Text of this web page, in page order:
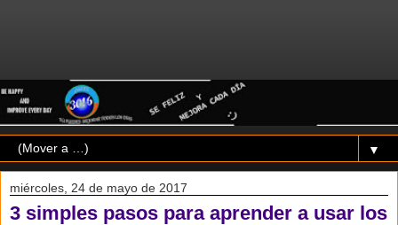
▼
miércoles, 24 de mayo de 2017
3 simples pasos para aprender a usar los